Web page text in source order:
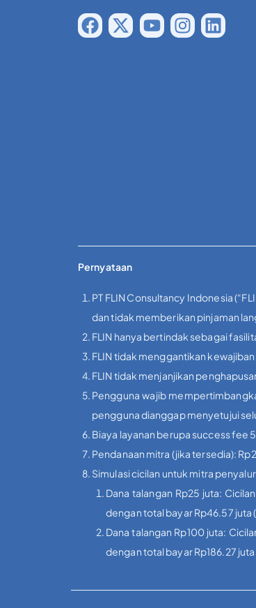
Pernyataan
PT FLIN Consultancy Indonesia
dan tidak memberikan pinjaman
FLIN hanya bertindak sebagai
FLIN tidak menggantikan
FLIN tidak menjanjikan
Pengguna wajib
pengguna dianggap menyetujui
Biaya layanan berupa success fee
Pendanaan mitra (jika tersedia):
Simulasi cicilan untuk mitra
Dana talangan Rp25 juta:
dengan total bayar Rp46.57 juta
Dana talangan Rp100 juta:
dengan total bayar Rp186.27